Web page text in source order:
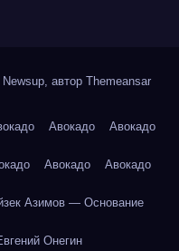
автор Themeansar
Авокадо Авокадо
Авокадо Авокадо
Азимов — Основание
Онегин